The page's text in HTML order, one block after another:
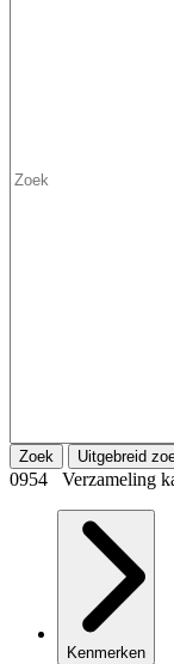
Zoek Uitgebreid
0954 Verzameling
Kenmerken